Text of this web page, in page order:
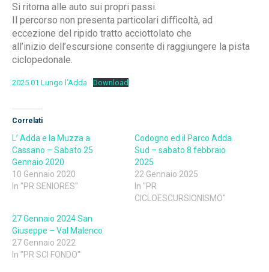
Si ritorna alle auto sui propri passi.
Il percorso non presenta particolari diﬃcoltà, ad
eccezione del ripido tratto acciottolato che
all’inizio dell’escursione consente di raggiungere la pista
ciclopedonale.
2025.01 Lungo l’Adda Download
Correlati
L’ Adda e la Muzza a
Cassano – Sabato 25
Gennaio 2020
10 Gennaio 2020
In "PR SENIORES"
Codogno ed il Parco Adda
Sud – sabato 8 febbraio
2025
22 Gennaio 2025
In "PR
CICLOESCURSIONISMO"
27 Gennaio 2024 San
Giuseppe – Val Malenco
27 Gennaio 2022
In "PR SCI FONDO"